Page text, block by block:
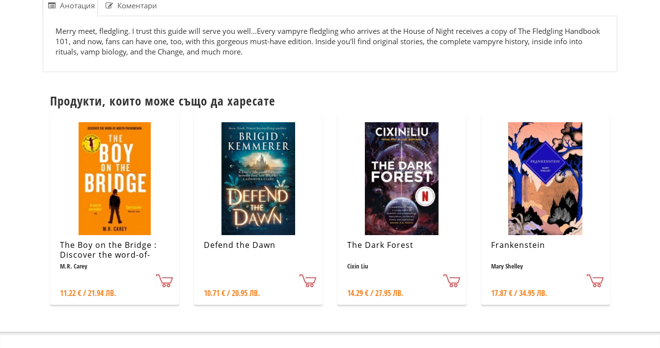
Анотация Коментари
Merry meet, fledgling. I trust this guide will serve you well...Every vampyre fledgling who arrives at the House of Night receives a copy of The Fledgling Handbook
101, and now, fans can have one, too, with this gorgeous must-have edition. Inside you'll find original stories, the complete vampyre history, inside info into
rituals, vamp biology, and the Change, and much more.
Продукти, които може също да харесате
The Boy on the Bridge :
Discover the word-of-
mouth phenomenon
M.R. Carey
11.22 € / 21.94 ЛВ.
Defend the Dawn
10.71 € / 20.95 ЛВ.
The Dark Forest
Cixin Liu
14.29 € / 27.95 ЛВ.
Frankenstein
Mary Shelley
17.87 € / 34.95 ЛВ.